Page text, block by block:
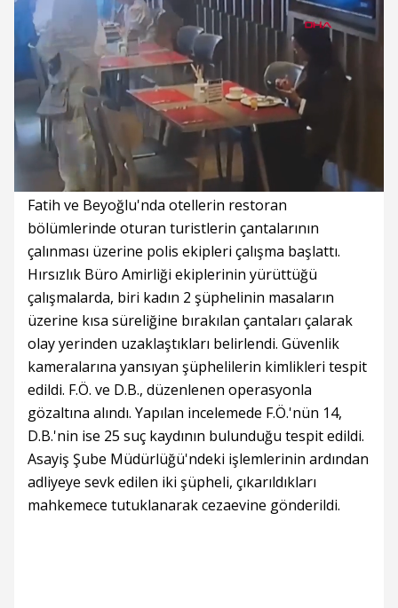
Süre
Yüklendi
0%
Yükleniyor:
0%
Fatih ve Beyoğlu'nda otellerin restoran
bölümlerinde oturan turistlerin çantalarının
çalınması üzerine polis ekipleri çalışma başlattı.
Hırsızlık Büro Amirliği ekiplerinin yürüttüğü
çalışmalarda, biri kadın 2 şüphelinin masaların
üzerine kısa süreliğine bırakılan çantaları çalarak
olay yerinden uzaklaştıkları belirlendi. Güvenlik
kameralarına yansıyan şüphelilerin kimlikleri tespit
edildi. F.Ö. ve D.B., düzenlenen operasyonla
gözaltına alındı. Yapılan incelemede F.Ö.'nün 14,
D.B.'nin ise 25 suç kaydının bulunduğu tespit edildi.
Asayiş Şube Müdürlüğü'ndeki işlemlerinin ardından
adliyeye sevk edilen iki şüpheli, çıkarıldıkları
mahkemece tutuklanarak cezaevine gönderildi.